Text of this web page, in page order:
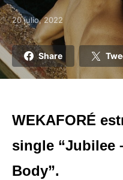
Posted on
20 julio, 2022
Share
WEKAFORÉ
single “Jubilee
Body”.